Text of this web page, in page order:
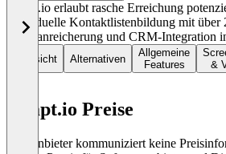
Adapt.io erlaubt rasche Erreichung
individuelle Kontaktlistenbildung mit
Datenanreicherung und CRM-Integration
Übersicht Alternativen
Allgemeine
Features
&
Adapt.io Preise
Der Anbieter kommuniziert keine